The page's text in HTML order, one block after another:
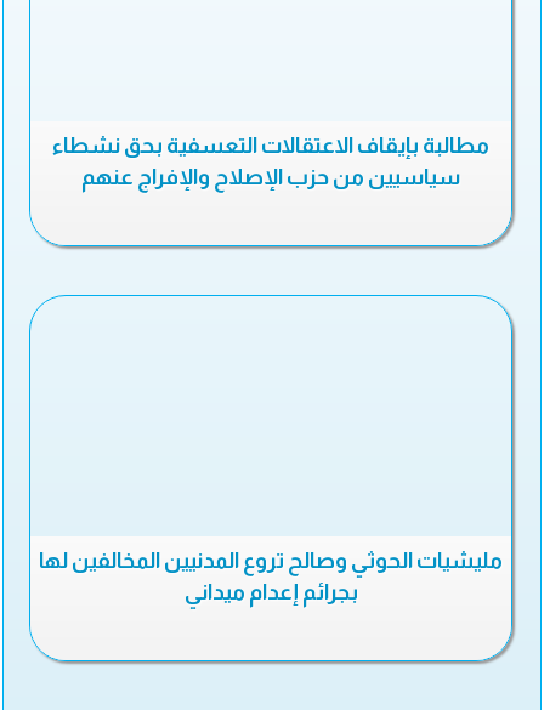
مطالبة بإيقاف الاعتقالات التعسفية بحق نشطاء
سياسيين من حزب الإصلاح والإفراج عنهم
مليشيات الحوثي وصالح تروع المدنيين المخالفين لها
بجرائم إعدام ميداني